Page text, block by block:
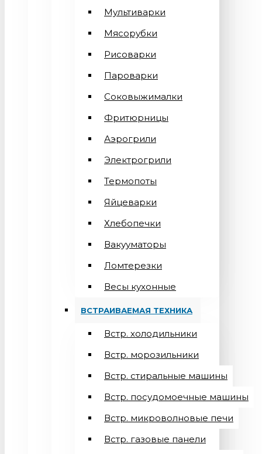
Мультиварки
Мясорубки
Рисоварки
Пароварки
Соковыжималки
Фритюрницы
Аэрогрили
Электрогрили
Термопоты
Яйцеварки
Хлебопечки
Вакууматоры
Ломтерезки
Весы кухонные
ВСТРАИВАЕМАЯ ТЕХНИКА
Встр. холодильники
Встр. морозильники
Встр. стиральные машины
Встр. посудомоечные машины
Встр. микроволновые печи
Встр. газовые панели